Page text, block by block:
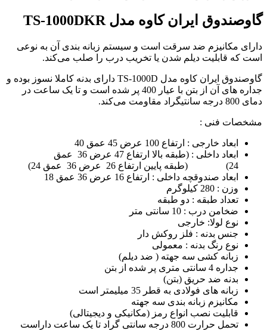
گاوصندوق ایران کاوه مدل TS-1000DKR
دارای مکانیزم ضد سرقت است و سیستم زبانه بندی آن به نوعی
است که قابلیت دیلم شدن یا تخریب درب را صلب می‌کند.
گاوصندوق ایران کاوه مدل TS-1000D دارای بدنه کاملا نسوز بوده و
جداره های آن از بتن با عیار 400 پر شده است و تا یک ساعت در
دمای 800 درجه سانتیگراد مقاومت می‌کند.
مشخصات فنی :
ابعاد خارجی : ارتفاع 100 عرض 45 عمق 40
ابعاد داخلی : (طبقه بالا ارتفاع 47 عرض 36 عمق
24) (طبقه پایین ارتفاع 26 عرض 36 عمق 24)
ابعاد صندوقچه داخلی : ارتفاع 16 عرض 36 عمق 18
وزن : 280 کیلوگرم
تعداد طبقه : دو طبقه
ضخامن درب : 10 سانتی متر
نوع لولا: خارجی
جنس بدنه : فلز روکش دار
نوع رنگ بدنه : معمولی
زبانه کشی سه جهته ( ضد دیلم)
جداره 4 سانتی متری پر شده از بتن
بدنه ضد حریق (بتن)
زبانه های فولادی به قطر 35 میلیمتر است
مکانیزم زبانه بندی سه جهته
قابلیت نصب انواع رمز (مکانیکی و دیجیتالی)
تحمل حرارت 800 درجه سانتی گراد تا یک ساعت داراست